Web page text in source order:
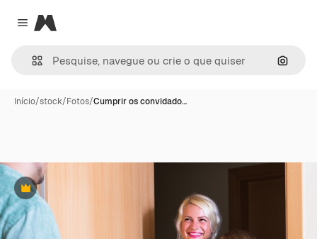
Close menu
Magnific
Início/stock/Fotos/Cumprir os convidado…
Premium